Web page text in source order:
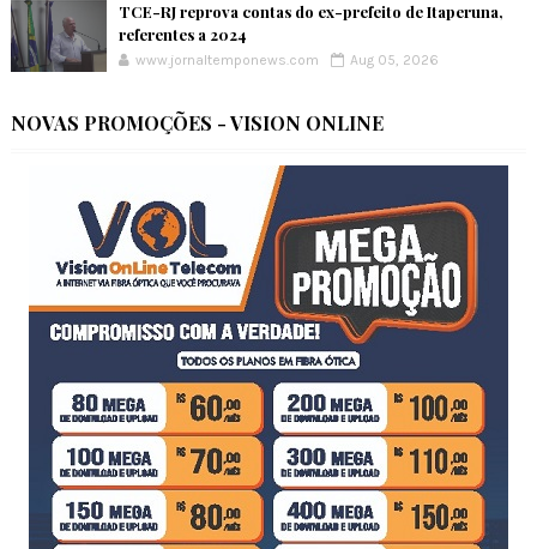
TCE-RJ reprova contas do ex-prefeito de Itaperuna,
referentes a 2024
www.jornaltemponews.com Aug 05, 2026
NOVAS PROMOÇÕES - VISION ONLINE